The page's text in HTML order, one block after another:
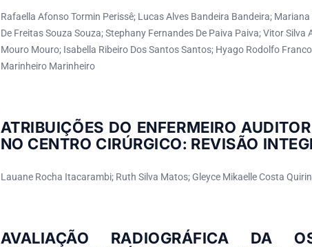
Rafaella Afonso Tormin Perissê; Lucas Alves Bandeira Bandeira;
De Freitas Souza Souza; Stephany Fernandes De Paiva Paiva; Vitor
Mouro Mouro; Isabella Ribeiro Dos Santos Santos; Hyago Rodolfo
Marinheiro Marinheiro
ATRIBUIÇÕES DO ENFERMEIRO
NO CENTRO CIRÚRGICO: REVISÃO
Lauane Rocha Itacarambi; Ruth Silva Matos; Gleyce Mikaelle Costa
AVALIAÇÃO RADIOGRÁFICA DA